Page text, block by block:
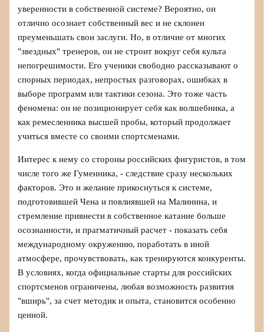
уверенности в собственной системе? Вероятно, он
отлично осознает собственный вес и не склонен
преуменьшать свои заслуги. Но, в отличие от многих
"звездных" тренеров, он не строит вокруг себя культа
непогрешимости. Его ученики свободно рассказывают о
спорных периодах, непростых разговорах, ошибках в
выборе программ или тактики сезона. Это тоже часть
феномена: он не позиционирует себя как волшебника, а
как ремесленника высшей пробы, который продолжает
учиться вместе со своими спортсменами.
Интерес к нему со стороны российских фигуристов, в том
числе того же Гуменника, - следствие сразу нескольких
факторов. Это и желание прикоснуться к системе,
подготовившей Чена и повлиявшей на Малинина, и
стремление привнести в собственное катание больше
осознанности, и прагматичный расчет - показать себя
международному окружению, поработать в иной
атмосфере, прочувствовать, как тренируются конкуренты.
В условиях, когда официальные старты для российских
спортсменов ограничены, любая возможность развития
"вширь", за счет методик и опыта, становится особенно
ценной.